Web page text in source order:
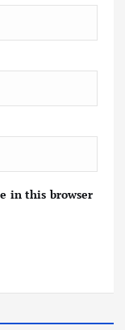
in this browser